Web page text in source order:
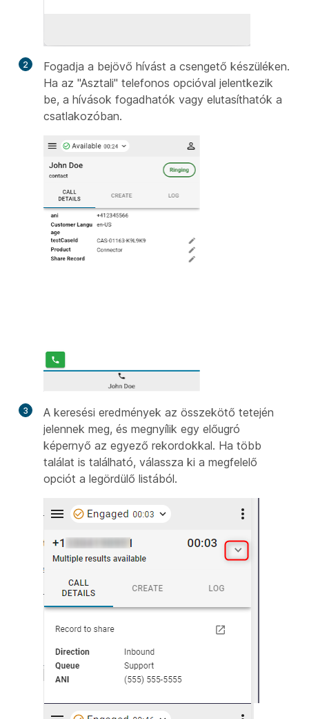
2
Fogadja a bejövő hívást a csengető készüléken.
Ha az "Asztali" telefonos opcióval jelentkezik
be, a hívások fogadhatók vagy elutasíthatók a
csatlakozóban.
3
A keresési eredmények az összekötő tetején
jelennek meg, és megnyílik egy előugró
képernyő az egyező rekordokkal. Ha több
találat is található, válassza ki a megfelelő
opciót a legördülő listából.